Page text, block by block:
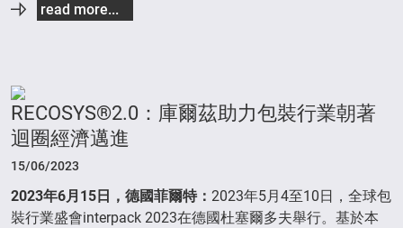
read more...
RECOSYS®2.0：庫爾茲助力包裝行業朝著
迴圈經濟邁進
15/06/2023
2023年6月 15 日，德國菲爾特： 2023年5月4至10日，全球包
裝行業盛會interpack 2023在德國杜塞爾多夫舉行。基於本